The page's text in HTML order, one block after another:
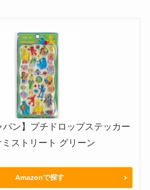
パン】プチドロップステッカー
ミストリート グリーン
Amazonで探す